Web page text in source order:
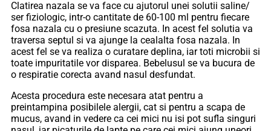
Clatirea nazala se va face cu ajutorul unei solutii saline/
ser fiziologic, intr-o cantitate de 60-100 ml pentru fiecare
fosa nazala cu o presiune scazuta. In acest fel solutia va
traversa septul si va ajunge la cealalta fosa nazala. In
acest fel se va realiza o curatare deplina, iar toti microbii si
toate impuritatile vor disparea. Bebelusul se va bucura de
o respiratie corecta avand nasul desfundat.
Acesta procedura este necesara atat pentru a
preintampina posibilele alergii, cat si pentru a scapa de
mucus, avand in vedere ca cei mici nu isi pot sufla singuri